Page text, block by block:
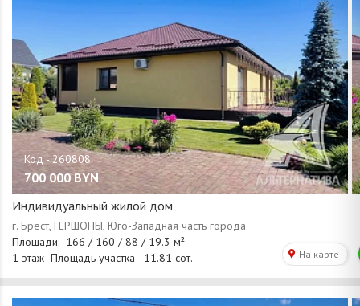
700 000 BYN
Индивидуальный жилой дом